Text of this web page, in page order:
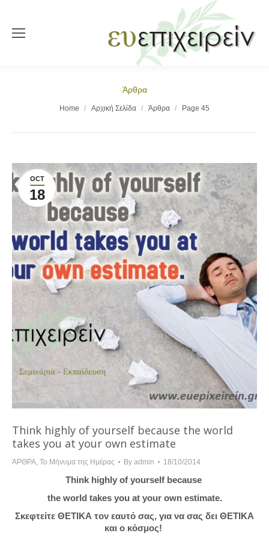
Άρθρα
You are here:Home Αρχική Σελίδα Άρθρα Page 45
OCT
18
Think highly of yourself because the world
takes you at your own estimate
ΆΡΘΡΑ, Το Μήνυμα της Ημέρας By admin 18/10/2014
Think highly of yourself because
the world takes you at your own estimate.
Σκεφτείτε ΘΕΤΙΚΑ τον εαυτό σας, για να σας δει ΘΕΤΙΚΑ
και ο κόσμος!